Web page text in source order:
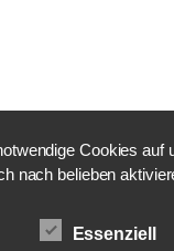
Cookies
nach belieben
Essenziell